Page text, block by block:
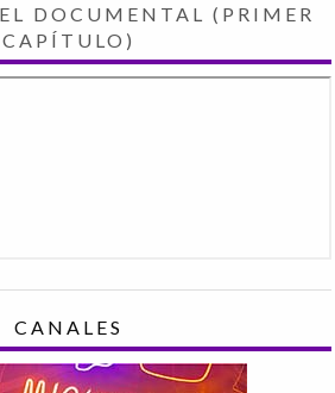
DOCUMENTAL (PRIMER
CAPÍTULO)
CANALES